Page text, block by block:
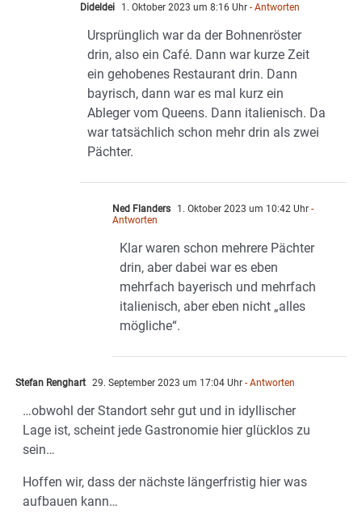
Dideldei 1. Oktober 2023 um 8:16 Uhr - Antworten
Ursprünglich war da der Bohnenröster
drin, also ein Café. Dann war kurze Zeit
ein gehobenes Restaurant drin. Dann
bayrisch, dann war es mal kurz ein
Ableger vom Queens. Dann italienisch. Da
war tatsächlich schon mehr drin als zwei
Pächter.
Ned Flanders 1. Oktober 2023 um 10:42 Uhr -
Antworten
Klar waren schon mehrere Pächter
drin, aber dabei war es eben
mehrfach bayerisch und mehrfach
italienisch, aber eben nicht „alles
mögliche“.
Stefan Renghart 29. September 2023 um 17:04 Uhr - Antworten
…obwohl der Standort sehr gut und in idyllischer
Lage ist, scheint jede Gastronomie hier glücklos zu
sein…
Hoffen wir, dass der nächste längerfristig hier was
aufbauen kann…